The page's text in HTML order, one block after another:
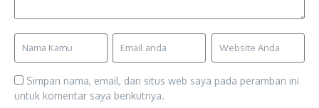
Simpan nama, email, dan situs web saya pada peramban ini
untuk komentar saya berikutnya.